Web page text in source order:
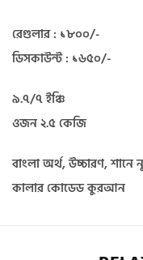
রেগুলার : ১৮০০/-
ডিসকাউন্ট : ১৬৫০/-
৯.৭/৭ ইঞ্চি
ওজন ২.৫ কেজি
বাংলা অর্থ, উচ্চারণ,
কালার কোডেড কুরআন